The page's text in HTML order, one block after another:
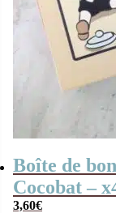
Boîte de
Cocobat –
3,60€